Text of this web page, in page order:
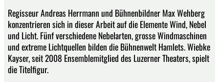
Regisseur Andreas Herrmann und Bühnenbildner Max Wehberg
konzentrieren sich in dieser Arbeit auf die Elemente Wind, Nebel
und Licht. Fünf verschiedene Nebelarten, grosse Windmaschinen
und extreme Lichtquellen bilden die Bühnenwelt Hamlets. Wiebke
Kayser, seit 2008 Ensemblemitglied des Luzerner Theaters, spielt
die Titelfigur.